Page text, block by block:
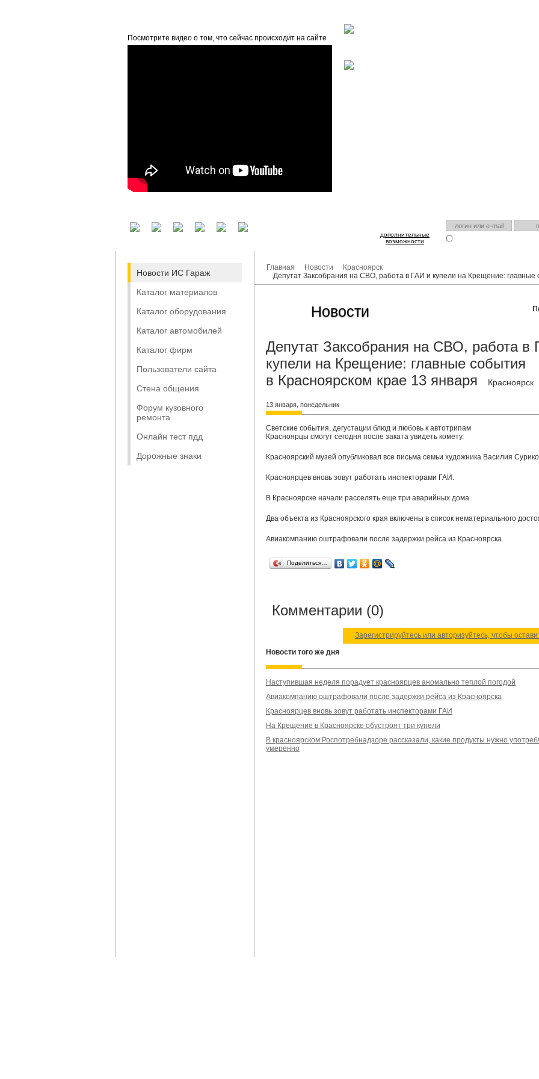
Посмотрите видео о том, что сейчас происходит на сайте
дополнительные
возможности
Новости ИС Гараж
Каталог материалов
Каталог оборудования
Каталог автомобилей
Каталог фирм
Пользователи сайта
Стена общения
Форум кузовного
ремонта
Онлайн тест пдд
Дорожные знаки
Главная Новости
Красноярск
Депутат Заксобрания на СВО, работа в ГАИ и купели на Крещение: главные
Новости
Депутат Заксобрания на СВО, работа в
купели на Крещение: главные события
в Красноярском крае 13 января
Красноярск
13 января, понедельник
Светские события, дегустации блюд и любовь к автотрипам
Красноярцы смогут сегодня после заката увидеть комету.
Красноярский музей опубликовал все письма семьи художника Василия
Красноярцев вновь зовут работать инспекторами ГАИ.
В Красноярске начали расселять еще три аварийных дома.
Два объекта из Красноярского края включены в список нематериального
Авиакомпанию оштрафовали после задержки рейса из Красноярска.
Поделиться…
Комментарии (0)
Зарегистрируйтесь или авторизуйтесь, чтобы
Новости того же дня
Наступившая неделя порадует красноярцев аномально теплой погодой
Авиакомпанию оштрафовали после задержки рейса из Красноярска
Красноярцев вновь зовут работать инспекторами ГАИ
На Крещение в Красноярске обустроят три купели
В красноярском Роспотребнадзоре рассказали, какие продукты нужно
умеренно